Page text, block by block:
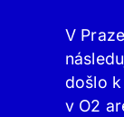
V
došlo
v O2